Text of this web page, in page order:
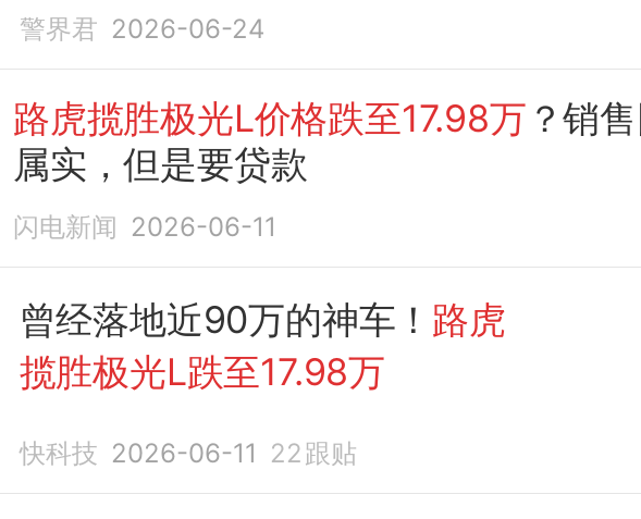
警界君 2026-06-24
路虎揽胜极光L价格跌至17.98万 ？销
属实，但是要贷款
闪电新闻 2026-06-11
曾经落地近90万的神车！ 路虎
揽胜极光L跌至17.98万
快科技 2026-06-11 22 跟贴